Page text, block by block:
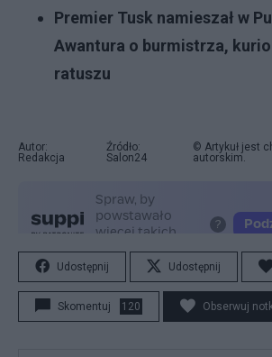
Premier Tusk namieszał w
Awantura o burmistrza,
ratuszu
Autor:
Redakcja
Źródło:
Salon24
© Artykuł jest
autorskim.
Udostępnij Udostępnij
Skomentuj 120 Obserwuj